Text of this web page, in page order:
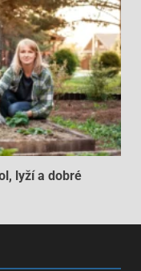
lyží a dobré